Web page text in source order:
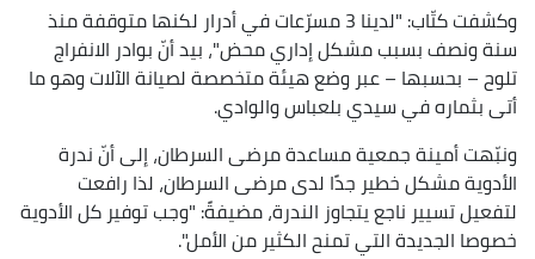
وكشفت كتّاب: "لدينا 3 مسرّعات في أدرار لكنها متوقفة منذ
سنة ونصف بسبب مشكل إداري محض"، بيد أنّ بوادر الانفراج
تلوح – بحسبها – عبر وضع هيئة متخصصة لصيانة الآلات وهو ما
أتى بثماره في سيدي بلعباس والوادي.
ونبّهت أمينة جمعية مساعدة مرضى السرطان، إلى أنّ ندرة
الأدوية مشكل خطير جدًا لدى مرضى السرطان، لذا رافعت
لتفعيل تسيير ناجع يتجاوز الندرة، مضيفةً: "وجب توفير كل الأدوية
خصوصا الجديدة التي تمنح الكثير من الأمل".